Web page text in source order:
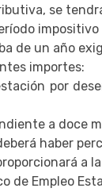
se
de un año
importes:
por
a doce
haber
a
de Empleo